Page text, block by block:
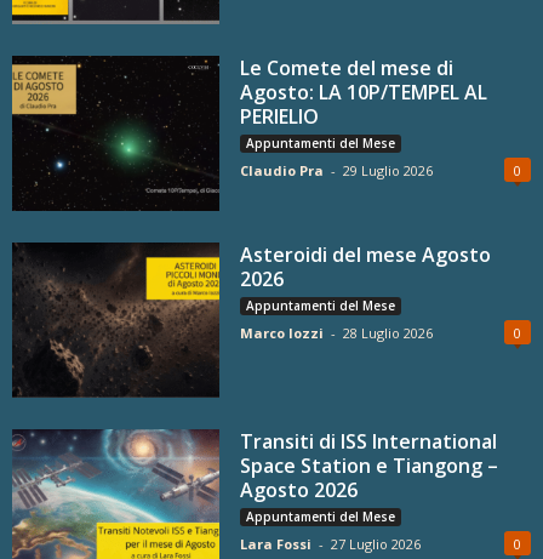
Le Comete del mese di
Agosto: LA 10P/TEMPEL AL
PERIELIO
Appuntamenti del Mese
Claudio Pra - 29 Luglio 2026 0
Asteroidi del mese Agosto
2026
Appuntamenti del Mese
Marco Iozzi - 28 Luglio 2026 0
Transiti di ISS International
Space Station e Tiangong –
Agosto 2026
Appuntamenti del Mese
Lara Fossi - 27 Luglio 2026 0